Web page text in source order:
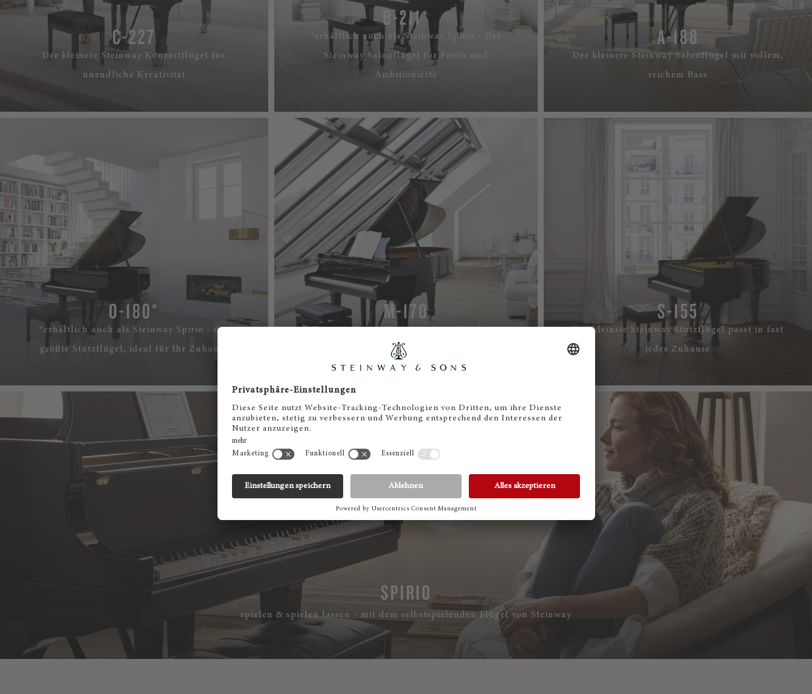
C-227
Der kleinere Steinway Konzertflügel für
unendliche Kreativität
B-211*
*erhältlich auch als Steinway Spirio - Der
Steinway Salonflügel für Profis und
Ambitionierte
A-188
Der kleinere Steinway Salonflügel mit vollem,
reichem Bass
O-180*
*erhältlich auch als Steinway Spirio - der
größte Stutzflügel, ideal für Ihr Zuhause
M-170
Der mittelgroße Steinway Stutzflügel mit
unverwechselbarem Klang
S-155
Der kleinste Steinway Stutzflügel passt in fast
jedes Zuhause
SPIRIO
spielen & spielen lassen - mit dem selbstspielenden Flügel von Steinway